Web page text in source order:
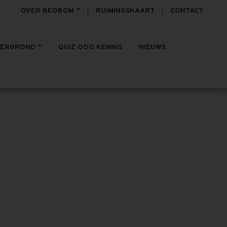
OVER BEOBOM RUIMINGSKAART CONTACT
QUIZ OOO KENNIS NIEUWS